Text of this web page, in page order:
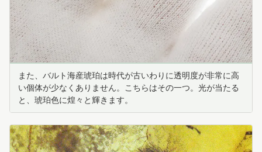
また、バルト海産琥珀は時代が古いわりに透明度が非常に高
い個体が少なくありません。こちらはその一つ。光が当たる
と、琥珀色に煌々と輝きます。